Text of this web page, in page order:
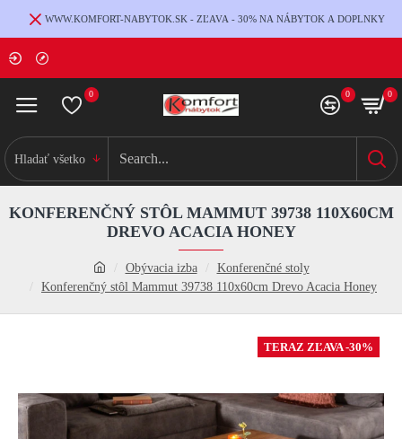
WWW.KOMFORT-NABYTOK.SK - ZĽAVA - 30% NA NÁBYTOK A DOPLNKY
0 0 0
Hladať všetko
Obývacia izba
Konferenčné stoly
Konferenčný stôl Mammut 39738 110x60cm Drevo Acacia Honey
KONFERENČNÝ STÔL MAMMUT 39738 110X60CM
DREVO ACACIA HONEY
TERAZ ZĽAVA -30%